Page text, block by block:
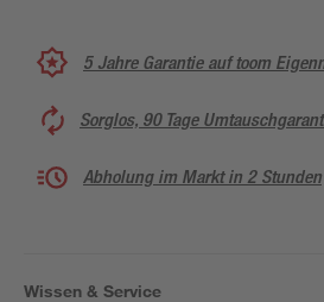
5 Jahre Garantie auf toom
Sorglos, 90 Tage
Abholung im Markt in 2 Stunden
Wissen & Service